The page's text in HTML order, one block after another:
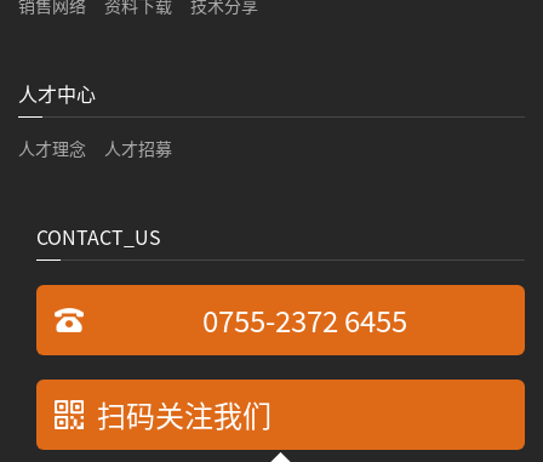
销售网络 资料下载 技术分享
人才中心
人才理念 人才招募
CONTACT_US
0755-2372 6455
扫码关注我们